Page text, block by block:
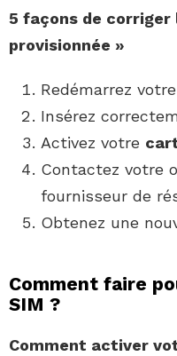
5 façons de corriger
provisionnée »
Redémarrez
Insérez
Activez votre
Contactez votre
fournisseur de
Obtenez une
Comment faire
SIM ?
Comment activer